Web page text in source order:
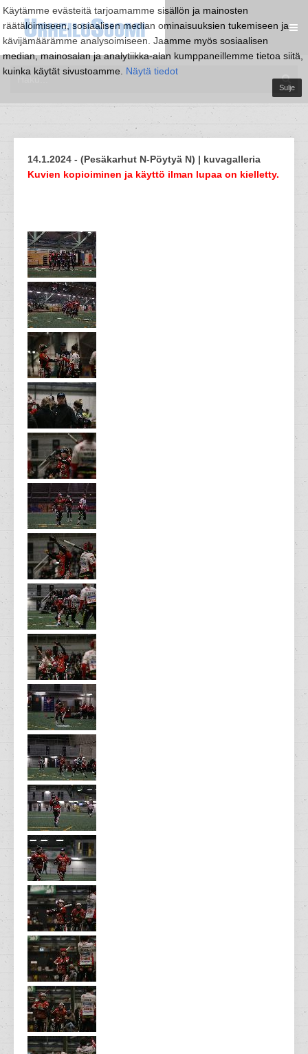
Käytämme evästeitä tarjoamamme sisällön ja mainosten
räätälöimiseen, sosiaalisen median ominaisuuksien tukemiseen ja
kävijämäärämme analysoimiseen. Jaamme myös sosiaalisen
median, mainosalan ja analytiikka-alan kumppaneillemme tietoa siitä,
kuinka käytät sivustoamme. Näytä tiedot
Sulje
14.1.2024 - (Pesäkarhut N-Pöytyä N) | kuvagalleria
Kuvien kopioiminen ja käyttö ilman lupaa on kielletty.